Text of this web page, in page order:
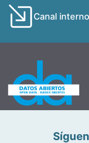
Canal